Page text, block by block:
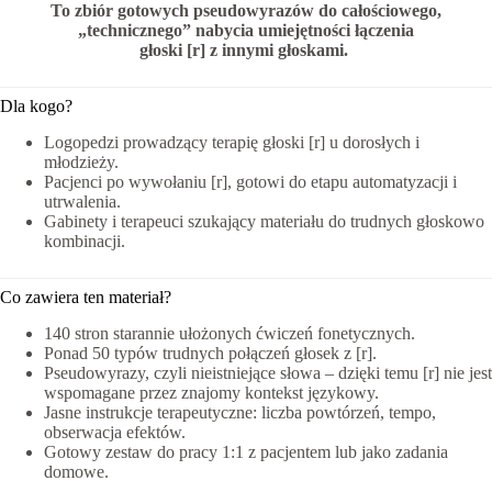
To zbiór gotowych pseudowyrazów do całościowego,
„technicznego” nabycia umiejętności łączenia
głoski [r] z innymi głoskami.
Dla kogo?
Logopedzi prowadzący terapię głoski [r] u dorosłych i
młodzieży.
Pacjenci po wywołaniu [r], gotowi do etapu automatyzacji i
utrwalenia.
Gabinety i terapeuci szukający materiału do trudnych głoskowo
kombinacji.
Co zawiera ten materiał?
140 stron starannie ułożonych ćwiczeń fonetycznych.
Ponad 50 typów trudnych połączeń głosek z [r].
Pseudowyrazy, czyli nieistniejące słowa – dzięki temu [r] nie jest
wspomagane przez znajomy kontekst językowy.
Jasne instrukcje terapeutyczne: liczba powtórzeń, tempo,
obserwacja efektów.
Gotowy zestaw do pracy 1:1 z pacjentem lub jako zadania
domowe.